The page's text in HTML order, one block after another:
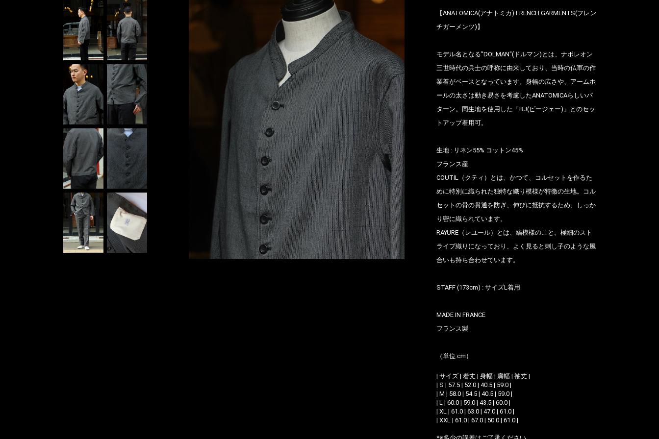
【ANATOMICA(アナトミカ) FRENCH GARMENTS(フレン
チガーメンツ)】
モデル名となる"DOLMAN"(ドルマン)とは、ナポレオン
三世時代の兵士の呼称に由来しており、当時の仏軍の作
業着がベースとなっています。身幅の広さや、アームホ
ールの太さは動き易さを考慮したANATOMICAらしいパ
ターン。同生地を使用した「BJ(ビージェー)」とのセッ
トアップ着用可。
生地 : リネン55% コットン45%
フランス産
COUTIL（クティ）とは、かつて、コルセットを作るた
めに特別に織られた独特な織り模様が特徴の生地。コル
セットの骨の貫通を防ぎ、伸びに抵抗するため、しっか
り密に織られています。
RAYURE（レユール）とは、縞模様のこと。極細のスト
ライプ織りになっており、よく見ると刺し子のような風
合いも持ち合わせています。
STAFF (173cm) : サイズL着用
MADE IN FRANCE
フランス製
（単位:cm）
| サイズ | 着丈 | 身幅 | 肩幅 | 袖丈 |
| S | 57.5 | 52.0 | 40.5 | 59.0 |
| M | 58.0 | 54.5 | 40.5 | 59.0 |
| L | 60.0 | 59.0 | 43.5 | 60.0 |
| XL | 61.0 | 63.0 | 47.0 | 61.0 |
| XXL | 61.0 | 67.0 | 50.0 | 61.0 |